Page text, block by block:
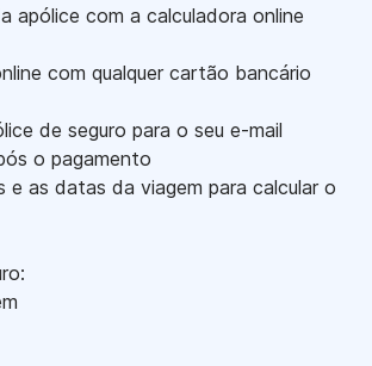
apólice com a calculadora online
com qualquer cartão bancário
de seguro para o seu e-mail
o pagamento
e as datas da viagem para calcular o